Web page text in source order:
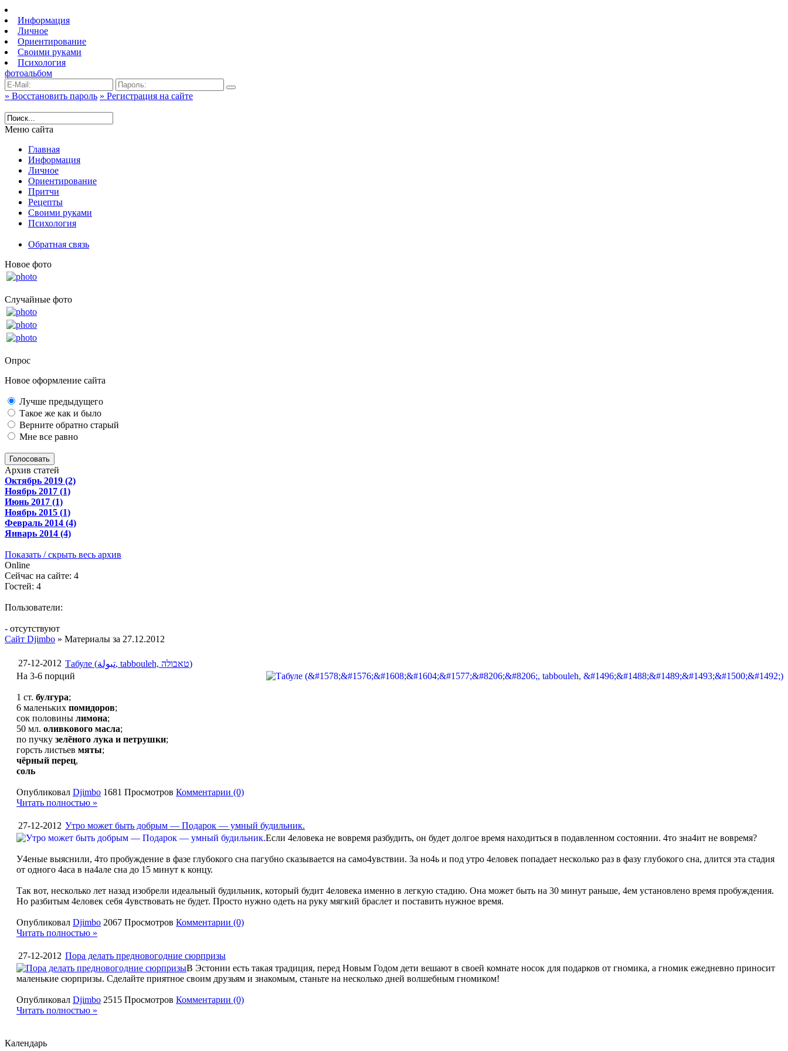
Информация
Личное
Ориентирование
Своими руками
Психология
фотоальбом
» Восстановить пароль » Регистрация на сайте
Меню сайта
Главная
Информация
Личное
Ориентирование
Притчи
Рецепты
Своими руками
Психология
Обратная связь
Новое фото
Случайные фото
Опрос
Новое оформление сайта
Лучше предыдущего
Такое же как и было
Верните обратно старый
Мне все равно
Голосовать
Архив статей
Октябрь 2019 (2)
Ноябрь 2017 (1)
Июнь 2017 (1)
Ноябрь 2015 (1)
Февраль 2014 (4)
Январь 2014 (4)
Показать / скрыть весь архив
Online
Сейчас на сайте: 4
Гостей: 4
Пользователи:
- отсутствуют
Сайт Djimbo » Материалы за 27.12.2012
27-12-2012
Табуле (تبولة‎‎, tabbouleh, טאבולה)
На 3-6 порций
1 ст. булгура;
6 маленьких помидоров;
сок половины лимона;
50 мл. оливкового масла;
по пучку зелёного лука и петрушки;
горсть листьев мяты;
чёрный перец,
соль
Опубликовал Djimbo 1681 Просмотров Комментарии (0)
Читать полностью »
27-12-2012 Утро может быть добрым — Подарок — умный будильник.
Если 4еловека не вовремя разбудить, он будет долгое время находиться в подавленном состоянии. 4то зна4ит не вовремя?
У4еные выяснили, 4то пробуждение в фазе глубокого сна пагубно сказывается на само4увствии. За но4ь и под утро 4еловек попадает несколько раз в фазу глубокого сна, длится эта стадия
от одного 4аса в на4але сна до 15 минут к концу.
Так вот, несколько лет назад изобрели идеальный будильник, который будит 4еловека именно в легкую стадию. Она может быть на 30 минут раньше, 4ем установлено время пробуждения.
Но разбитым 4еловек себя 4увствовать не будет. Просто нужно одеть на руку мягкий браслет и поставить нужное время.
Опубликовал Djimbo 2067 Просмотров Комментарии (0)
Читать полностью »
27-12-2012 Пора делать предновогодние сюрпризы
В Эстонии есть такая традиция, перед Новым Годом дети вешают в своей комнате носок для подарков от гномика, а гномик ежедневно приносит
маленькие сюрпризы. Сделайте приятное своим друзьям и знакомым, станьте на несколько дней волшебным гномиком!
Опубликовал Djimbo 2515 Просмотров Комментарии (0)
Читать полностью »
Календарь